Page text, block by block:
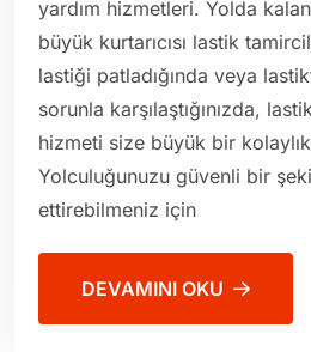
yardım hizmetleri. Yolda
büyük kurtarıcısı lastik
lastiği patladığında veya
sorunla karşılaştığınızda,
hizmeti size büyük bir
Yolculuğunuzu güvenli bir
ettirebilmeniz için
DEVAMINI OKU